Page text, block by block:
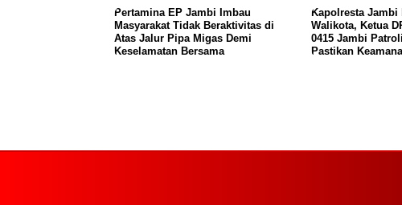
Pertamina EP Jambi Imbau
Masyarakat Tidak Beraktivitas di
Atas Jalur Pipa Migas Demi
Keselamatan Bersama
Kapolresta Jambi
Walikota, Ketua
0415 Jambi
Pastikan